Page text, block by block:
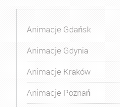
Animacje Gdańsk
Animacje Gdynia
Animacje Kraków
Animacje Poznań